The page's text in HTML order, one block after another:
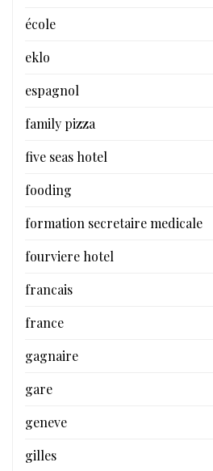
école
eklo
espagnol
family pizza
five seas hotel
fooding
formation secretaire medicale
fourviere hotel
francais
france
gagnaire
gare
geneve
gilles